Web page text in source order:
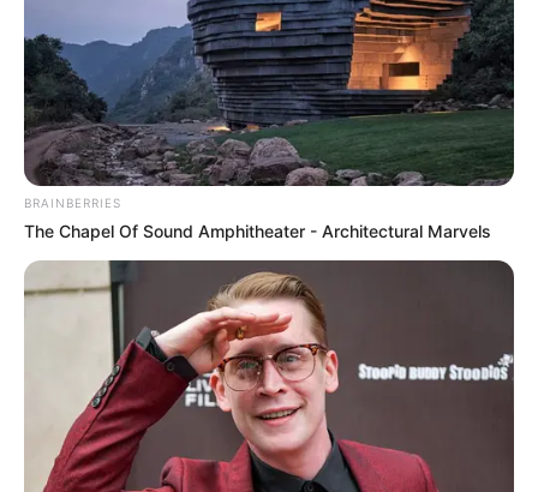
BRAINBERRIES
The Chapel Of Sound Amphitheater - Architectural Marvels